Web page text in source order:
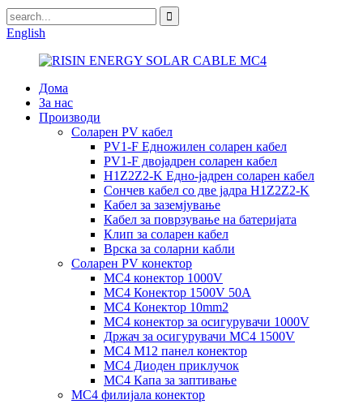
English
Дома
За нас
Производи
Соларен PV кабел
PV1-F Едножилен соларен кабел
PV1-F двојадрен соларен кабел
H1Z2Z2-K Едно-јадрен соларен кабел
Сончев кабел со две јадра H1Z2Z2-K
Кабел за заземјување
Кабел за поврзување на батеријата
Клип за соларен кабел
Врска за соларни кабли
Соларен PV конектор
MC4 конектор 1000V
MC4 Конектор 1500V 50A
MC4 Конектор 10mm2
MC4 конектор за осигурувачи 1000V
Држач за осигурувачи MC4 1500V
MC4 M12 панел конектор
MC4 Диоден приклучок
MC4 Капа за заптивање
MC4 филијала конектор